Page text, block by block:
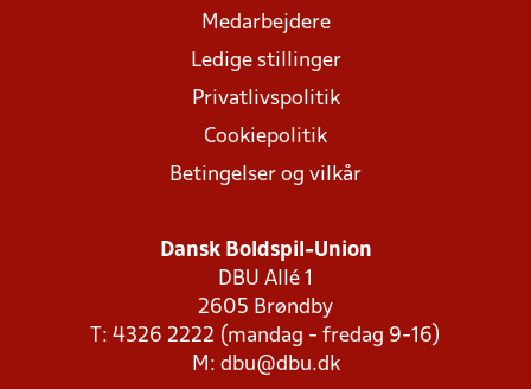
Medarbejdere
Ledige stillinger
Privatlivspolitik
Cookiepolitik
Betingelser og vilkår
Dansk Boldspil-Union
DBU Allé 1
2605 Brøndby
T: 4326 2222 (mandag - fredag 9-16)
M: dbu@dbu.dk